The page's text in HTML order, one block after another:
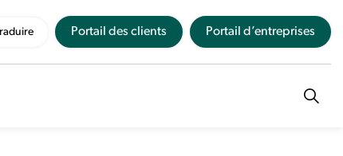
Portail des clients Portail d’entreprises